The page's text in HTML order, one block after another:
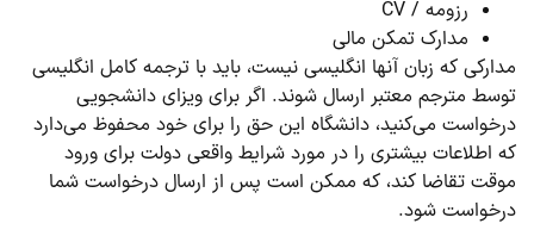
رزومه / CV
مدارک تمکن مالی
مدارکی که زبان آن­ها انگلیسی نیست، باید با ترجمه کامل انگلیسی
توسط مترجم معتبر ارسال شوند. اگر برای ویزای دانشجویی
درخواست می‌کنید، دانشگاه این حق را برای خود محفوظ می‌دارد
که اطلاعات بیشتری را در مورد شرایط واقعی دولت برای ورود
موقت تقاضا کند، که ممکن است پس از ارسال درخواست شما
درخواست شود.